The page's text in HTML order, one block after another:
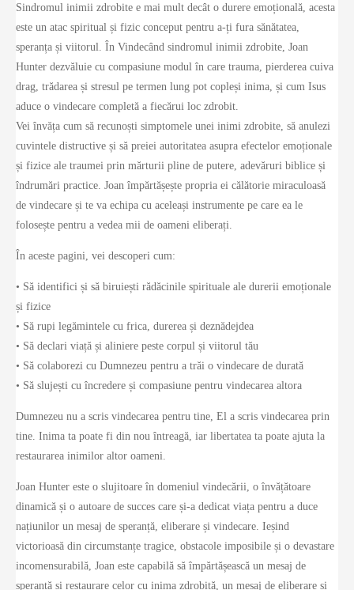
Sindromul inimii zdrobite e mai mult decât o durere emoțională, acesta
este un atac spiritual și fizic conceput pentru a-ți fura sănătatea,
speranța și viitorul. În Vindecând sindromul inimii zdrobite, Joan
Hunter dezvăluie cu compasiune modul în care trauma, pierderea cuiva
drag, trădarea și stresul pe termen lung pot copleși inima, și cum Isus
aduce o vindecare completă a fiecărui loc zdrobit.
Vei învăța cum să recunoști simptomele unei inimi zdrobite, să anulezi
cuvintele distructive și să preiei autoritatea asupra efectelor emoționale
și fizice ale traumei prin mărturii pline de putere, adevăruri biblice și
îndrumări practice. Joan împărtășește propria ei călătorie miraculoasă
de vindecare și te va echipa cu aceleași instrumente pe care ea le
folosește pentru a vedea mii de oameni eliberați.
În aceste pagini, vei descoperi cum:
• Să identifici și să biruiești rădăcinile spirituale ale durerii emoționale
și fizice
• Să rupi legămintele cu frica, durerea și deznădejdea
• Să declari viață și aliniere peste corpul și viitorul tău
• Să colaborezi cu Dumnezeu pentru a trăi o vindecare de durată
• Să slujești cu încredere și compasiune pentru vindecarea altora
Dumnezeu nu a scris vindecarea pentru tine, El a scris vindecarea prin
tine. Inima ta poate fi din nou întreagă, iar libertatea ta poate ajuta la
restaurarea inimilor altor oameni.
Joan Hunter este o slujitoare în domeniul vindecării, o învățătoare
dinamică și o autoare de succes care și-a dedicat viața pentru a duce
națiunilor un mesaj de speranță, eliberare și vindecare. Ieșind
victorioasă din circumstanțe tragice, obstacole imposibile și o devastare
incomensurabilă, Joan este capabilă să împărtășească un mesaj de
speranță și restaurare celor cu inima zdrobită, un mesaj de eliberare și